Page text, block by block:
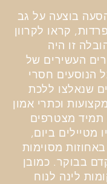
בוצעה על גב
קראו לקרוון
זו היה
העשירים של
הנוסעים חסרי
שנאלצו ללכת
וכתרי אמון
תמיד מצטרפים
מטיילים ביום,
מסוימות
בבוקר. כמובן
לינה לנוח